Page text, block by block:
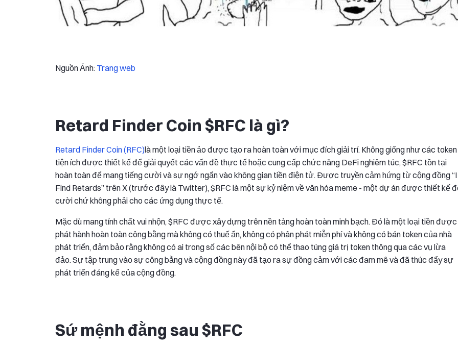
Nguồn Ảnh: Trang web
Retard Finder Coin $RFC là gì?
Retard Finder Coin (RFC)là một loại tiền ảo được tạo ra hoàn toàn với mục đích giải trí. Không giống như các token
tiện ích được thiết kế để giải quyết các vấn đề thực tế hoặc cung cấp chức năng DeFi nghiêm túc, $RFC tồn tại
hoàn toàn để mang tiếng cười và sự ngớ ngẩn vào không gian tiền điện tử. Được truyền cảm hứng từ cộng đồng “I
Find Retards” trên X (trước đây là Twitter), $RFC là một sự kỷ niệm về văn hóa meme - một dự án được thiết kế
cười chứ không phải cho các ứng dụng thực tế.
Mặc dù mang tính chất vui nhộn, $RFC được xây dựng trên nền tảng hoàn toàn minh bạch. Đó là một loại tiền được
phát hành hoàn toàn công bằng mà không có thuế ẩn, không có phân phát miễn phí và không có bán token của nhà
phát triển, đảm bảo rằng không có ai trong số các bên nội bộ có thể thao túng giá trị token thông qua các vụ lừa
đảo. Sự tập trung vào sự công bằng và cộng đồng này đã tạo ra sự đồng cảm với các đam mê và đã thúc đẩy sự
phát triển đáng kể của cộng đồng.
Sứ mệnh đằng sau $RFC